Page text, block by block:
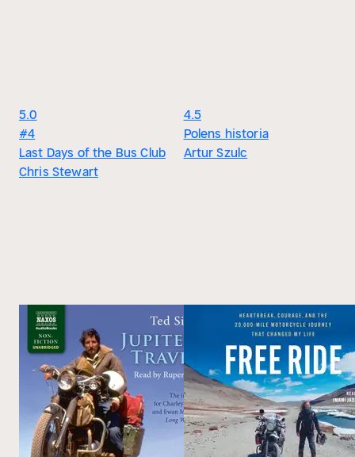
5.0
#4
Last Days of the Bus Club
Chris Stewart
4.5
Polens historia
Artur Szulc